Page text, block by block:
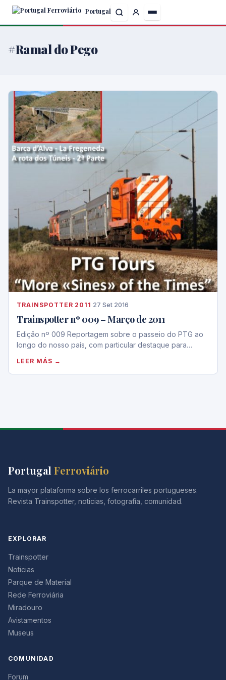
Skip
content
Portugal
#Ramal do Pego
TRAINSPOTTER 2011 ·27 Set 2016
Trainspotter nº 009 – Março de 2011
Edição nº 009 Reportagem sobre o passeio do PTG ao
longo do nosso país, com particular destaque para…
LEER MÁS →
Portugal Ferroviário
La mayor plataforma sobre los ferrocarriles portugueses.
Revista Trainspotter, noticias, fotografía, comunidad.
EXPLORAR
Trainspotter
Noticias
Parque de Material
Rede Ferroviária
Miradouro
Avistamentos
Museus
COMUNIDAD
Forum